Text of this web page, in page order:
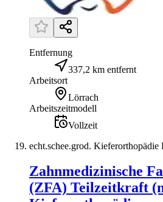
Entfernung
337,2 km entfernt
Arbeitsort
Lörrach
Arbeitszeitmodell
Vollzeit
echt.schee.grod.
Zahnmedizinische
(ZFA) Teilzeitkraft